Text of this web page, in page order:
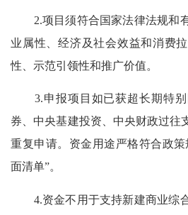
2.项目须符合国家法律法规和
业属性、经济及社会效益和消费
性、示范引领性和推广价值。
3.申报项目如已获超长期特
券、中央基建投资、中央财政过往
重复申请。 资金用途严格符合政
面清单”。
4.资金不用于支持新建商业综